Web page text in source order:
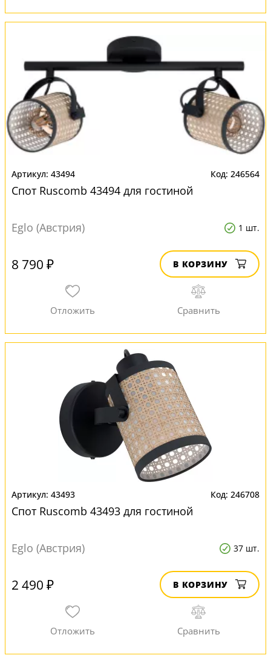
43494 246564
Спот Ruscomb 43494 для гостиной
Eglo (Австрия) 1 шт.
8 790 ₽ В КОРЗИНУ
43493 246708
Спот Ruscomb 43493 для гостиной
Eglo (Австрия) 37 шт.
2 490 ₽ В КОРЗИНУ